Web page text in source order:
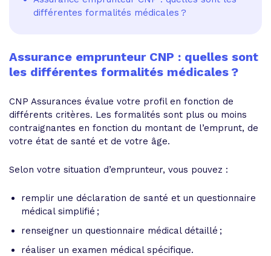
différentes formalités médicales ?
Assurance emprunteur CNP : quelles sont
les différentes formalités médicales ?
CNP Assurances évalue votre profil en fonction de
différents critères. Les formalités sont plus ou moins
contraignantes en fonction du montant de l’emprunt, de
votre état de santé et de votre âge.
Selon votre situation d’emprunteur, vous pouvez :
remplir une déclaration de santé et un questionnaire
médical simplifié ;
renseigner un questionnaire médical détaillé ;
réaliser un examen médical spécifique.